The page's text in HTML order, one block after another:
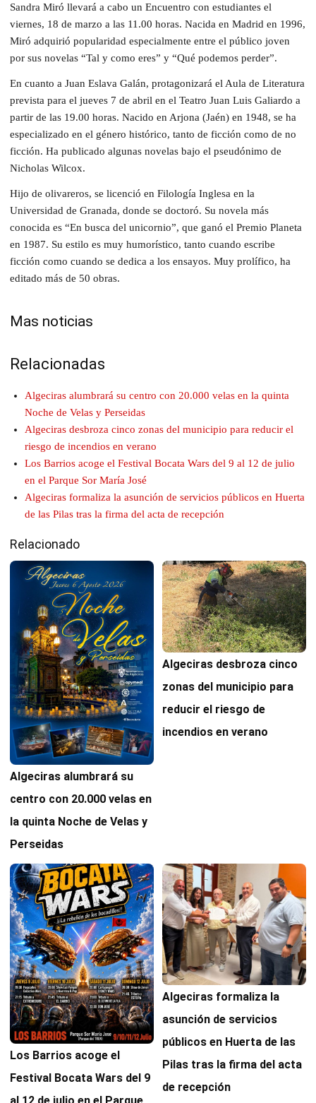
Sandra Miró llevará a cabo un Encuentro con estudiantes el
viernes, 18 de marzo a las 11.00 horas. Nacida en Madrid en 1996,
Miró adquirió popularidad especialmente entre el público joven
por sus novelas “Tal y como eres” y “Qué podemos perder”.
En cuanto a Juan Eslava Galán, protagonizará el Aula de Literatura
prevista para el jueves 7 de abril en el Teatro Juan Luis Galiardo a
partir de las 19.00 horas. Nacido en Arjona (Jaén) en 1948, se ha
especializado en el género histórico, tanto de ficción como de no
ficción. Ha publicado algunas novelas bajo el pseudónimo de
Nicholas Wilcox.
Hijo de olivareros, se licenció en Filología Inglesa en la
Universidad de Granada, donde se doctoró. Su novela más
conocida es “En busca del unicornio”, que ganó el Premio Planeta
en 1987. Su estilo es muy humorístico, tanto cuando escribe
ficción como cuando se dedica a los ensayos. Muy prolífico, ha
editado más de 50 obras.
Mas noticias
Relacionadas
Algeciras alumbrará su centro con 20.000 velas en la quinta
Noche de Velas y Perseidas
Algeciras desbroza cinco zonas del municipio para reducir el
riesgo de incendios en verano
Los Barrios acoge el Festival Bocata Wars del 9 al 12 de julio
en el Parque Sor María José
Algeciras formaliza la asunción de servicios públicos en Huerta
de las Pilas tras la firma del acta de recepción
Relacionado
Algeciras alumbrará su
centro con 20.000 velas en
la quinta Noche de Velas y
Perseidas
Algeciras desbroza cinco
zonas del municipio para
reducir el riesgo de
incendios en verano
Los Barrios acoge el
Festival Bocata Wars del 9
al 12 de julio en el Parque
Algeciras formaliza la
asunción de servicios
públicos en Huerta de las
Pilas tras la firma del acta
de recepción